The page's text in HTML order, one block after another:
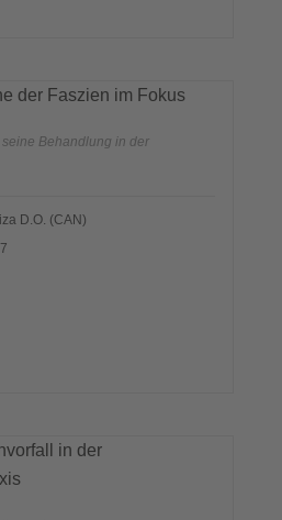
der Faszien im Fokus
Behandlung in der
D.O. (CAN)
in der